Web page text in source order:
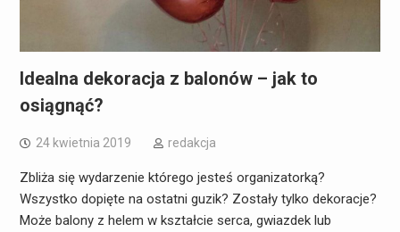
Idealna dekoracja z balonów – jak to
osiągnąć?
24 kwietnia 2019 redakcja
Zbliża się wydarzenie którego jesteś organizatorką?
Wszystko dopięte na ostatni guzik? Zostały tylko dekoracje?
Może balony z helem w kształcie serca, gwiazdek lub